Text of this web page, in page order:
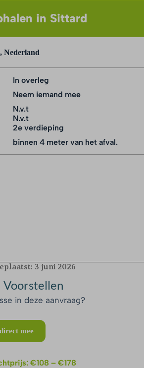
in Sittard
Nederland
In overleg
Neem iemand mee
N.v.t
N.v.t
2e verdieping
binnen 4 meter van het afval.
3 juni 2026
Voorstellen
in deze aanvraag?
mee
€108 – €178